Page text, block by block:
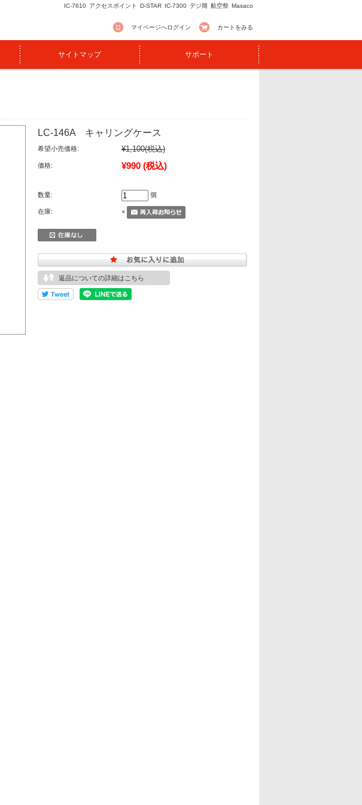
IC-7610 アクセスポイント D-STAR IC-7300 デジ簡 航空祭 Masaco
マイページへログイン カートをみる
サイトマップ サポート
LC-146A キャリングケース
希望小売価格: ¥1,100(税込)
価格: ¥990 (税込)
数量: 個
在庫: ×
返品についての詳細はこちら